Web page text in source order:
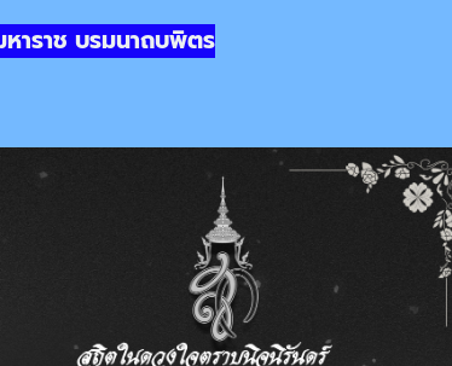
าราช บรมนาถบพิตร